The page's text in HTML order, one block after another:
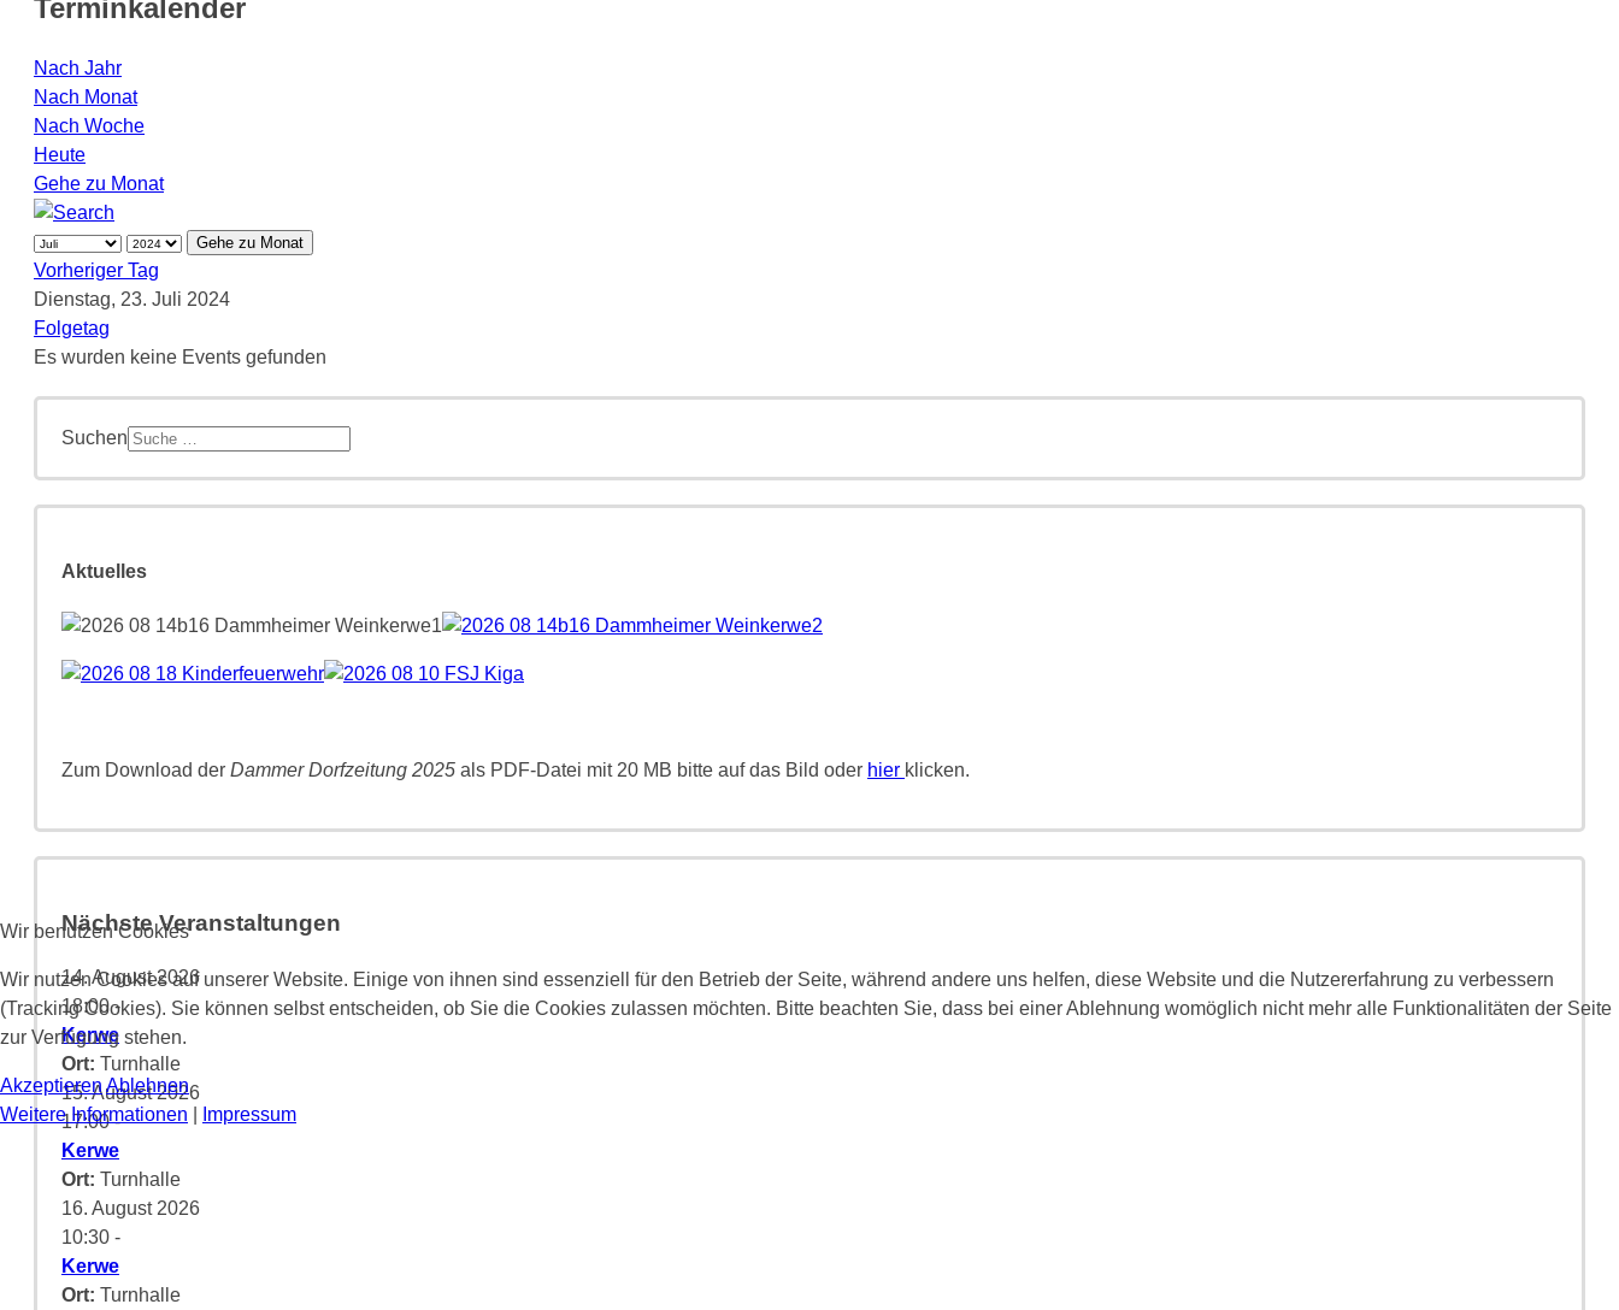
Terminkalender
Nach Jahr
Nach Monat
Nach Woche
Heute
Gehe zu Monat
Gehe zu Monat
Vorheriger Tag
Dienstag, 23. Juli 2024
Folgetag
Es wurden keine Events gefunden
Suchen
Aktuelles
Zum Download der Dammer Dorfzeitung 2025 als PDF-Datei mit 20 MB bitte auf das Bild oder hier klicken.
Nächste Veranstaltungen
14. August 2026
18:00-
Kerwe
Ort: Turnhalle
15. August 2026
17:00-
Kerwe
Ort: Turnhalle
16. August 2026
10:30 -
Kerwe
Ort: Turnhalle
Wir benutzen Cookies
Wir nutzen Cookies auf unserer Website. Einige von ihnen sind essenziell für den Betrieb der Seite, während andere uns helfen, diese Website und die Nutzererfahrung zu verbessern
(Tracking Cookies). Sie können selbst entscheiden, ob Sie die Cookies zulassen möchten. Bitte beachten Sie, dass bei einer Ablehnung womöglich nicht mehr alle Funktionalitäten der Seite
zur Verfügung stehen.
Akzeptieren Ablehnen
Weitere Informationen
Impressum